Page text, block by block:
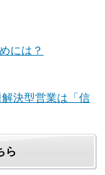
には？
決型営業は「信
ら